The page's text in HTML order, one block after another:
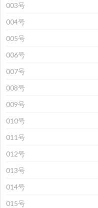
003号
004号
005号
006号
007号
008号
009号
010号
011号
012号
013号
014号
015号